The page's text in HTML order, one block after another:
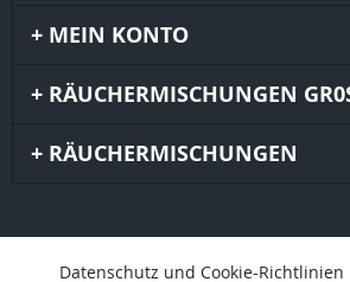
MEIN KONTO
RÄUCHERMISCHUNGEN
RÄUCHERMISCHUNGEN
Datenschutz und Cookie-Richtlinien